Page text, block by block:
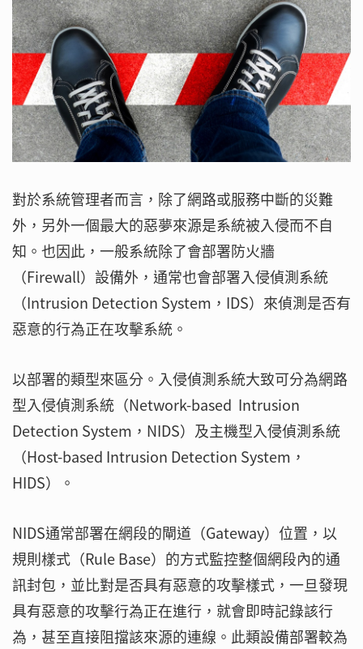
對於系統管理者而言，除了網路或服務中斷的災難
外，另外一個最大的惡夢來源是系統被入侵而不自
知。也因此，一般系統除了會部署防火牆
（Firewall）設備外，通常也會部署入侵偵測系統
（Intrusion Detection System，IDS）來偵測是否有
惡意的行為正在攻擊系統。
以部署的類型來區分。入侵偵測系統大致可分為網路
型入侵偵測系統（Network-based Intrusion
Detection System，NIDS）及主機型入侵偵測系統
（Host-based Intrusion Detection System，
HIDS）。
NIDS通常部署在網段的閘道（Gateway）位置，以
規則樣式（Rule Base）的方式監控整個網段內的通
訊封包，並比對是否具有惡意的攻擊樣式，一旦發現
具有惡意的攻擊行為正在進行，就會即時記錄該行
為，甚至直接阻擋該來源的連線。此類設備部署較為